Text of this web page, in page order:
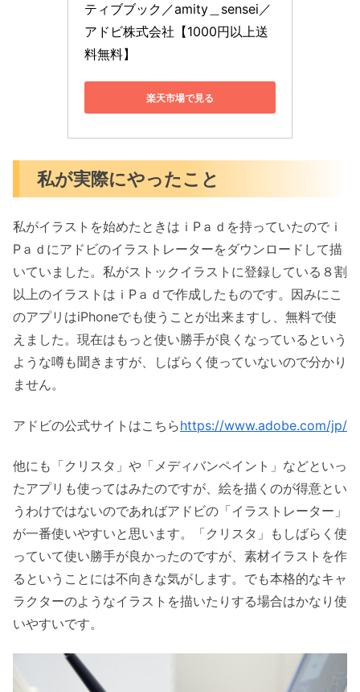
ティブブック／amity＿sensei／
アドビ株式会社【1000円以上送
料無料】
楽天市場で見る
私が実際にやったこと
私がイラストを始めたときはｉPａｄを持っていたのでｉ
Pａｄにアドビのイラストレーターをダウンロードして描
いていました。私がストックイラストに登録している８割
以上のイラストはｉPａｄで作成したものです。因みにこ
のアプリはiPhoneでも使うことが出来ますし、無料で使
えました。現在はもっと使い勝手が良くなっているという
ような噂も聞きますが、しばらく使っていないので分かり
ません。
アドビの公式サイトはこちらhttps://www.adobe.com/jp/
他にも「クリスタ」や「メディバンペイント」などといっ
たアプリも使ってはみたのですが、絵を描くのが得意とい
うわけではないのであればアドビの「イラストレーター」
が一番使いやすいと思います。「クリスタ」もしばらく使
っていて使い勝手が良かったのですが、素材イラストを作
るということには不向きな気がします。でも本格的なキャ
ラクターのようなイラストを描いたりする場合はかなり使
いやすいです。